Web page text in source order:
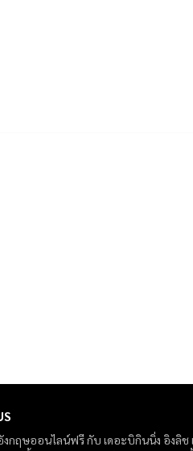
งกฤษออนไลน์ฟรี กับ เดอะบิกินนิ่ง อิงลิ